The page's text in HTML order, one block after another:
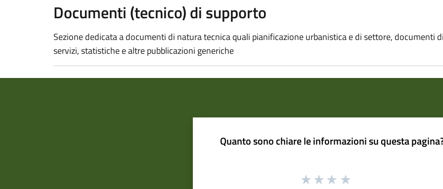
Documenti (tecnico) di supporto
Sezione dedicata a documenti di natura tecnica quali pianificazione urbanistica e di settore, documenti
servizi, statistiche e altre pubblicazioni generiche
Quanto sono chiare le informazioni su questa